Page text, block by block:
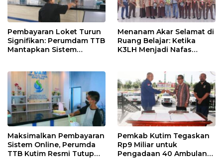
Pembayaran Loket Turun
Signifikan: Perumdam TTB
Mantapkan Sistem
Menanam Akar Selamat di
Ruang Belajar: Ketika
K3LH Menjadi Nafas
Maksimalkan Pembayaran
Sistem Online, Perumda
TTB Kutim Resmi Tutup
Pemkab Kutim Tegaskan
Rp9 Miliar untuk
Pengadaan 40 Ambulans,